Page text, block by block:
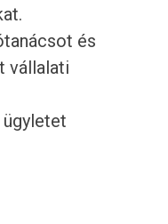
és
vállalati